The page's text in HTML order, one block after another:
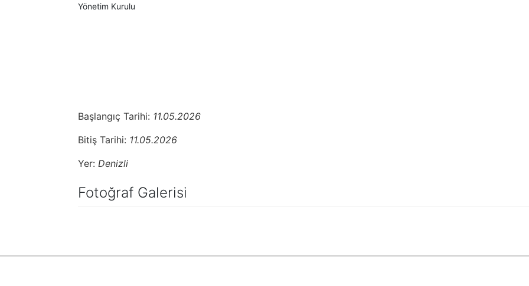
Yönetim Kurulu
Başlangıç Tarihi: 11.05.2026
Bitiş Tarihi: 11.05.2026
Yer: Denizli
Fotoğraf Galerisi